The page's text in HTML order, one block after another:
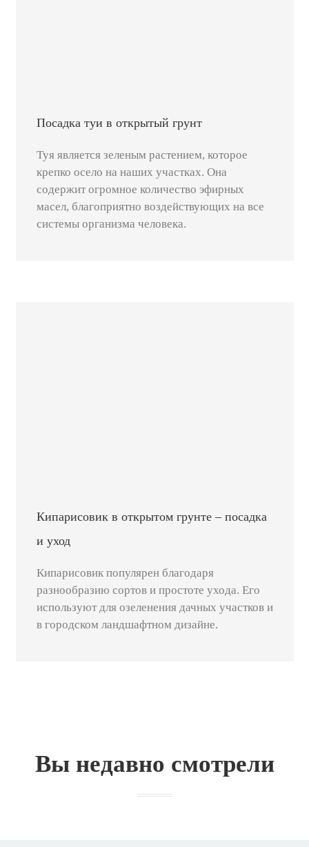
Посадка туи в открытый грунт
Туя является зеленым растением, которое
крепко осело на наших участках. Она
содержит огромное количество эфирных
масел, благоприятно воздействующих на все
системы организма человека.
Кипарисовик в открытом грунте – посадка
и уход
Кипарисовик популярен благодаря
разнообразию сортов и простоте ухода. Его
используют для озеленения дачных участков и
в городском ландшафтном дизайне.
Вы недавно смотрели